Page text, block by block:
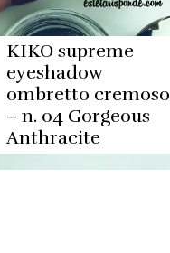
KIKO supreme
eyeshadow
ombretto cremoso
– n. 04 Gorgeous
Anthracite